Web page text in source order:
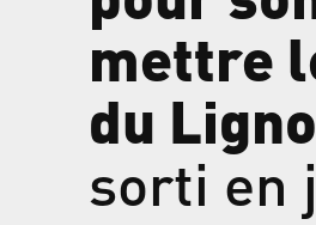
mettre
du
sorti en